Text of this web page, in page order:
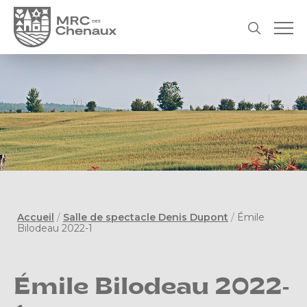
Accueil / Salle de spectacle Denis Dupont / Émile
Bilodeau 2022-1
Émile Bilodeau 2022-